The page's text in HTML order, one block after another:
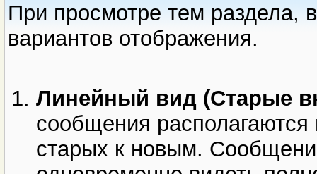
При просмотре тем раздела,
вариантов отображения.
Линейный вид (Старые
сообщения располагаются
старых к новым.